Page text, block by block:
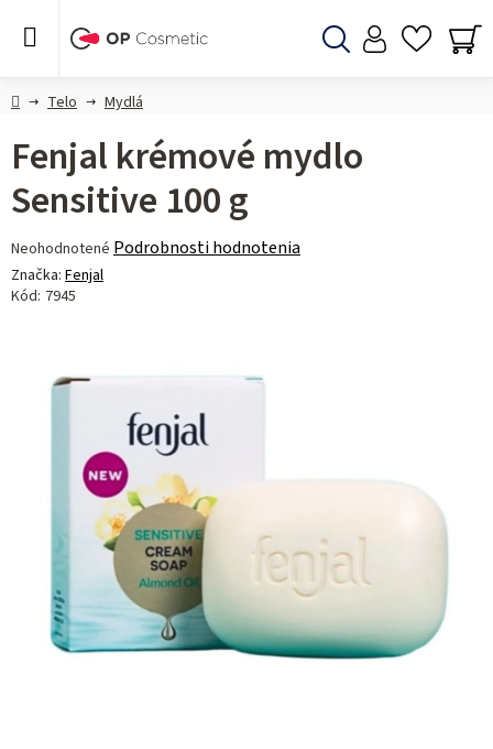
DomovTelo Mydlá
Fenjal krémové mydlo
Sensitive 100 g
Priemerné
hodnotenie
produktu
hviezdičiek.
Neohodnotené Podrobnosti hodnotenia
Značka: Fenjal
Kód: 7945